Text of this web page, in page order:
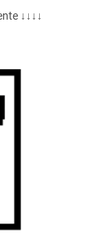
↓↓↓↓